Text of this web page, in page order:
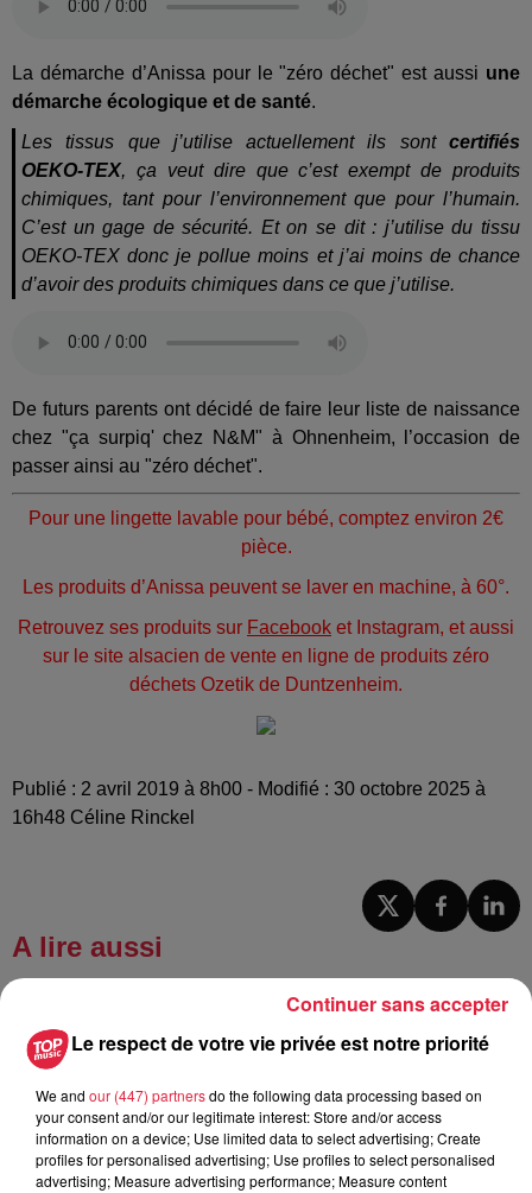
La démarche d’Anissa pour le "zéro déchet" est aussi une
démarche écologique et de santé.
Les tissus que j’utilise actuellement ils sontcertifiés
OEKO-TEX, ça veut dire que c’est exempt de produits
chimiques, tant pour l’environnement que pour l’humain.
C’est un gage de sécurité. Et on se dit : j’utilise du tissu
OEKO-TEX donc je pollue moins et j’ai moins de chance
d’avoir des produits chimiques dans ce que j’utilise.
De futurs parents ont décidé de faire leur liste de naissance
chez "ça surpiq' chez N&M" à Ohnenheim, l’occasion de
passer ainsi au "zéro déchet".
Pour une lingette lavable pour bébé, comptez environ 2€
pièce.
Les produits d’Anissa peuvent se laver en machine, à 60°.
Retrouvez ses produits sur Facebook et Instagram, et aussi
sur le site alsacien de vente en ligne de produits zéro
déchets Ozetik de Duntzenheim.
Publié : 2 avril 2019 à 8h00 - Modifié : 30 octobre 2025 à
16h48 Céline Rinckel
A lire aussi
À Hoerdt, de l’eau brune sort des
6 août 2026
Le respect de votre vie privée est notre priorité
We and our (447) partnersdo the following data processing based on
your consent and/or our legitimate interest: Store and/or access
information on a device; Use limited data to select advertising; Create
profiles for personalised advertising; Use profiles to select personalised
advertising; Measure advertising performance; Measure content
Continuer sans accepter